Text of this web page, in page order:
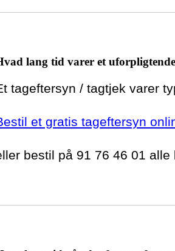
lang tid varer et
tageftersyn / tagtjek varer
et gratis tageftersyn
bestil på 91 76 46 01 alle